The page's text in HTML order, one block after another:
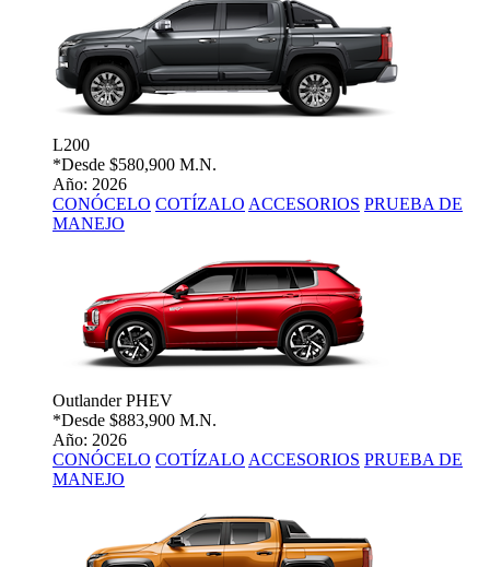
L200
*Desde $580,900 M.N.
Año: 2026
CONÓCELO COTÍZALO ACCESORIOS PRUEBA DE
MANEJO
Outlander PHEV
*Desde $883,900 M.N.
Año: 2026
CONÓCELO COTÍZALO ACCESORIOS PRUEBA DE
MANEJO